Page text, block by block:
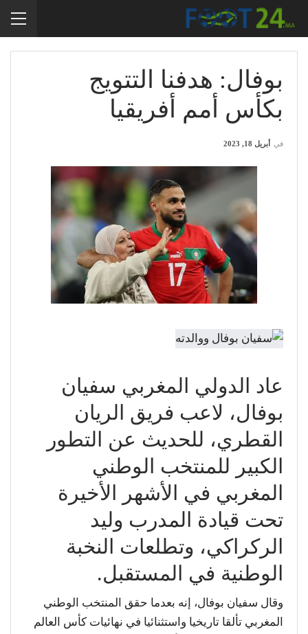
بوفال: هدفنا التتويج
بكأس أمم أفريقيا
في أبريل 18, 2023
عاد الدولي المغربي سفيان
بوفال، لاعب فريق الريان
القطري، للحديث عن التطور
الكبير للمنتخب الوطني
المغربي في الأشهر الأخيرة
تحت قيادة المدرب وليد
الركراكي، وتطلعات النخبة
الوطنية في المستقبل.
وقال سفيان بوفال، إنه بعدما حقق المنتخب الوطني
المغربي تألقا تاريخيا واستثنائيا في نهائيات كأس العالم